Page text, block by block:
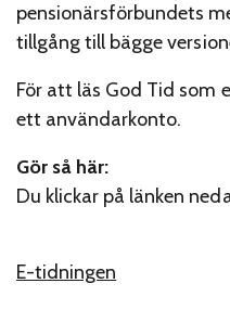
pensionärsförbundets
tillgång till bägge
För att läs God Tid som
ett användarkonto.
Gör så här:
Du klickar på länken
E-tidningen